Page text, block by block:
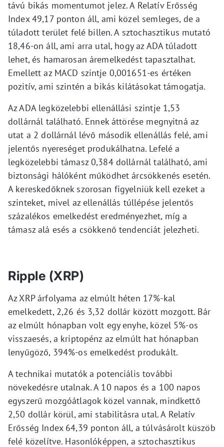
távú bikás momentumot jelez. A Relatív Erősség
Index 49,17 ponton áll, ami közel semleges, de a
túladott terület felé billen. A sztochasztikus mutató
18,46-on áll, ami arra utal, hogy az ADA túladott
lehet, és hamarosan áremelkedést tapasztalhat.
Emellett az MACD szintje 0,001651-es értéken
pozitív, ami szintén a bikás kilátásokat támogatja.
Az ADA legközelebbi ellenállási szintje 1,53
dollárnál található. Ennek áttörése megnyitná az
utat a 2 dollárnál lévő második ellenállás felé, ami
jelentős nyereséget produkálhatna. Lefelé a
legközelebbi támasz 0,384 dollárnál található, ami
biztonsági hálóként működhet árcsökkenés esetén.
A kereskedőknek szorosan figyelniük kell ezeket a
szinteket, mivel az ellenállás túllépése jelentős
százalékos emelkedést eredményezhet, míg a
támasz alá esés a csökkenő tendenciát jelezheti.
Ripple (XRP)
Az XRP árfolyama az elmúlt héten 17%-kal
emelkedett, 2,26 és 3,32 dollár között mozgott. Bár
az elmúlt hónapban volt egy enyhe, közel 5%-os
visszaesés, a kriptopénz az elmúlt hat hónapban
lenyűgöző, 394%-os emelkedést produkált.
A technikai mutatók a potenciális további
növekedésre utalnak. A 10 napos és a 100 napos
egyszerű mozgóátlagok közel vannak, mindkettő
2,50 dollár körül, ami stabilitásra utal. A Relatív
Erősség Index 64,39 ponton áll, a túlvásárolt küszöb
felé közelítve. Hasonlóképpen, a sztochasztikus